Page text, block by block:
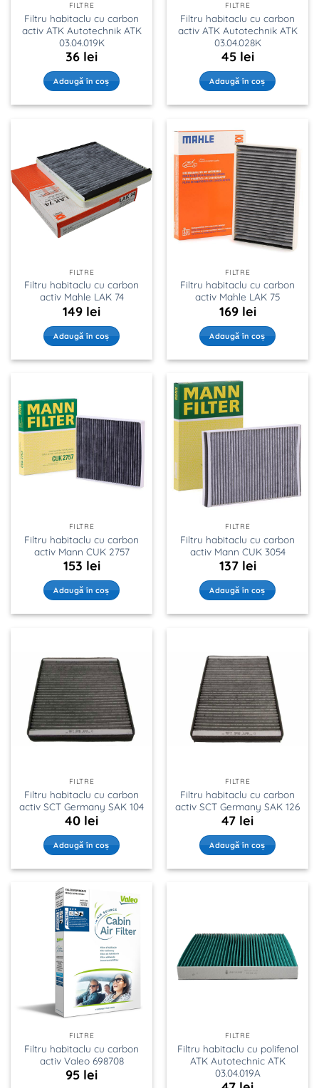
FILTRE
Filtru habitaclu cu carbon
activ ATK Autotechnik ATK
03.04.019K
36 lei
Adaugă în coș
FILTRE
Filtru habitaclu cu carbon
activ ATK Autotechnik ATK
03.04.028K
45 lei
Adaugă în coș
FILTRE
Filtru habitaclu cu carbon
activ Mahle LAK 74
149 lei
Adaugă în coș
FILTRE
Filtru habitaclu cu carbon
activ Mahle LAK 75
169 lei
Adaugă în coș
FILTRE
Filtru habitaclu cu carbon
activ Mann CUK 2757
153 lei
Adaugă în coș
FILTRE
Filtru habitaclu cu carbon
activ Mann CUK 3054
137 lei
Adaugă în coș
FILTRE
Filtru habitaclu cu carbon
activ SCT Germany SAK 104
40 lei
Adaugă în coș
FILTRE
Filtru habitaclu cu carbon
activ SCT Germany SAK 126
47 lei
Adaugă în coș
FILTRE
Filtru habitaclu cu carbon
activ Valeo 698708
95 lei
FILTRE
Filtru habitaclu cu polifenol
ATK Autotechnic ATK
03.04.019A